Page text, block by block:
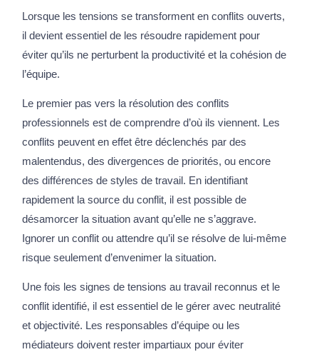
Lorsque les tensions se transforment en conflits ouverts,
il devient essentiel de les résoudre rapidement pour
éviter qu’ils ne perturbent la productivité et la cohésion de
l’équipe.
Le premier pas vers la résolution des conflits
professionnels est de comprendre d’où ils viennent. Les
conflits peuvent en effet être déclenchés par des
malentendus, des divergences de priorités, ou encore
des différences de styles de travail. En identifiant
rapidement la source du conflit, il est possible de
désamorcer la situation avant qu’elle ne s’aggrave.
Ignorer un conflit ou attendre qu’il se résolve de lui-même
risque seulement d’envenimer la situation.
Une fois les signes de tensions au travail reconnus et le
conflit identifié, il est essentiel de le gérer avec neutralité
et objectivité. Les responsables d’équipe ou les
médiateurs doivent rester impartiaux pour éviter